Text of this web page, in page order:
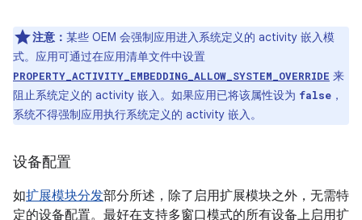
注意： 某些 OEM 会强制应用进入系统定义的 activity 嵌入模
式。应用可通过在应用清单文件中设置
PROPERTY_ACTIVITY_EMBEDDING_ALLOW_SYSTEM_OVERRIDE 来
阻止系统定义的 activity 嵌入。如果应用已将该属性设为 false ，
系统不得强制应用执行系统定义的 activity 嵌入。
设备配置
如扩展模块分发部分所述，除了启用扩展模块之外，无需特
定的设备配置。最好在支持多窗口模式的所有设备上启用扩